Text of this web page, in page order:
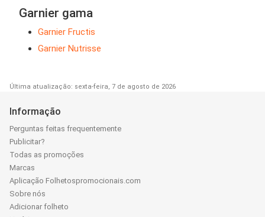
Garnier gama
Garnier Fructis
Garnier Nutrisse
Última atualização: sexta-feira, 7 de agosto de 2026
Informação
Perguntas feitas frequentemente
Publicitar?
Todas as promoções
Marcas
Aplicação Folhetospromocionais.com
Sobre nós
Adicionar folheto